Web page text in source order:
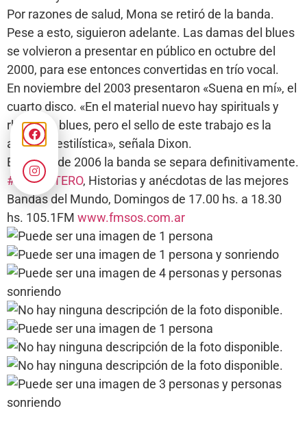
Por razones de salud, Mona se retiró de la banda.
Pese a esto, siguieron adelante. Las damas del blues
se volvieron a presentar en público en octubre del
2000, para ese entonces convertidas en trío vocal.
En noviembre del 2003 presentaron «Suena en mí», el
cuarto disco. «En el material nuevo hay spirituals y
rhythm & blues, pero el sello de este trabajo es la
apertura estilística», señala Dixon.
En enero de 2006 la banda se separa definitivamente.
#ELSIESTERO, Historias y anécdotas de las mejores
Bandas del Mundo, Domingos de 17.00 hs. a 18.30
hs. 105.1FM www.fmsos.com.ar